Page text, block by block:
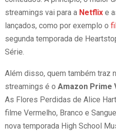
streamings vai para a Netflix e
lançados, como por exemplo o
segunda temporada de
Série.
Além disso, quem também traz
streamings é o Amazon Prime
As Flores Perdidas de Alice
filme Vermelho, Branco e
nova temporada High School